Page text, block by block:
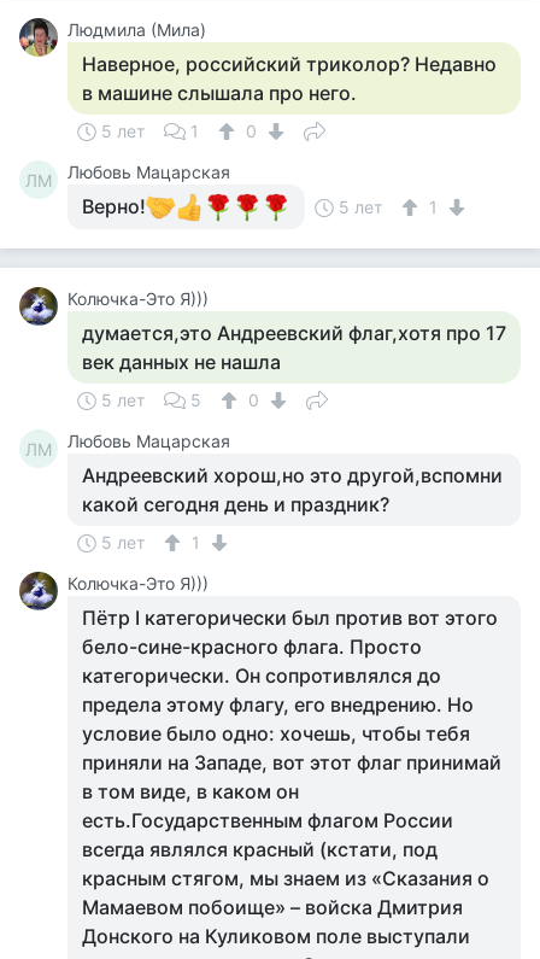
Людмила (Мила)
Наверное, российский триколор? Недавно
в машине слышала про него.
5 лет 1 0
ЛМ Любовь Мацарская
Верно! 5 лет 1
Колючка-Это Я)))
думается,это Андреевский флаг,хотя про 17
век данных не нашла
5 лет 5 0
ЛМ Любовь Мацарская
Андреевский хорош,но это другой,вспомни
какой сегодня день и праздник?
5 лет
1
Колючка-Это Я)))
Пётр I категорически был против вот этого
бело-сине-красного флага. Просто
категорически. Он сопротивлялся до
предела этому флагу, его внедрению. Но
условие было одно: хочешь, чтобы тебя
приняли на Западе, вот этот флаг принимай
в том виде, в каком он
есть.Государственным флагом России
всегда являлся красный (кстати, под
красным стягом, мы знаем из «Сказания о
Мамаевом побоище» – войска Дмитрия
Донского на Куликовом поле выступали